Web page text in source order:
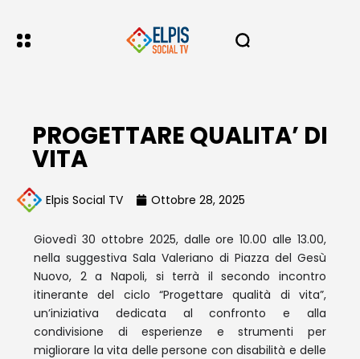
PROGETTARE QUALITA’ DI
VITA
Elpis Social TV Ottobre 28, 2025
Giovedì 30 ottobre 2025, dalle ore 10.00 alle 13.00,
nella suggestiva Sala Valeriano di Piazza del Gesù
Nuovo, 2 a Napoli, si terrà il secondo incontro
itinerante del ciclo “Progettare qualità di vita”,
un’iniziativa dedicata al confronto e alla
condivisione di esperienze e strumenti per
migliorare la vita delle persone con disabilità e delle